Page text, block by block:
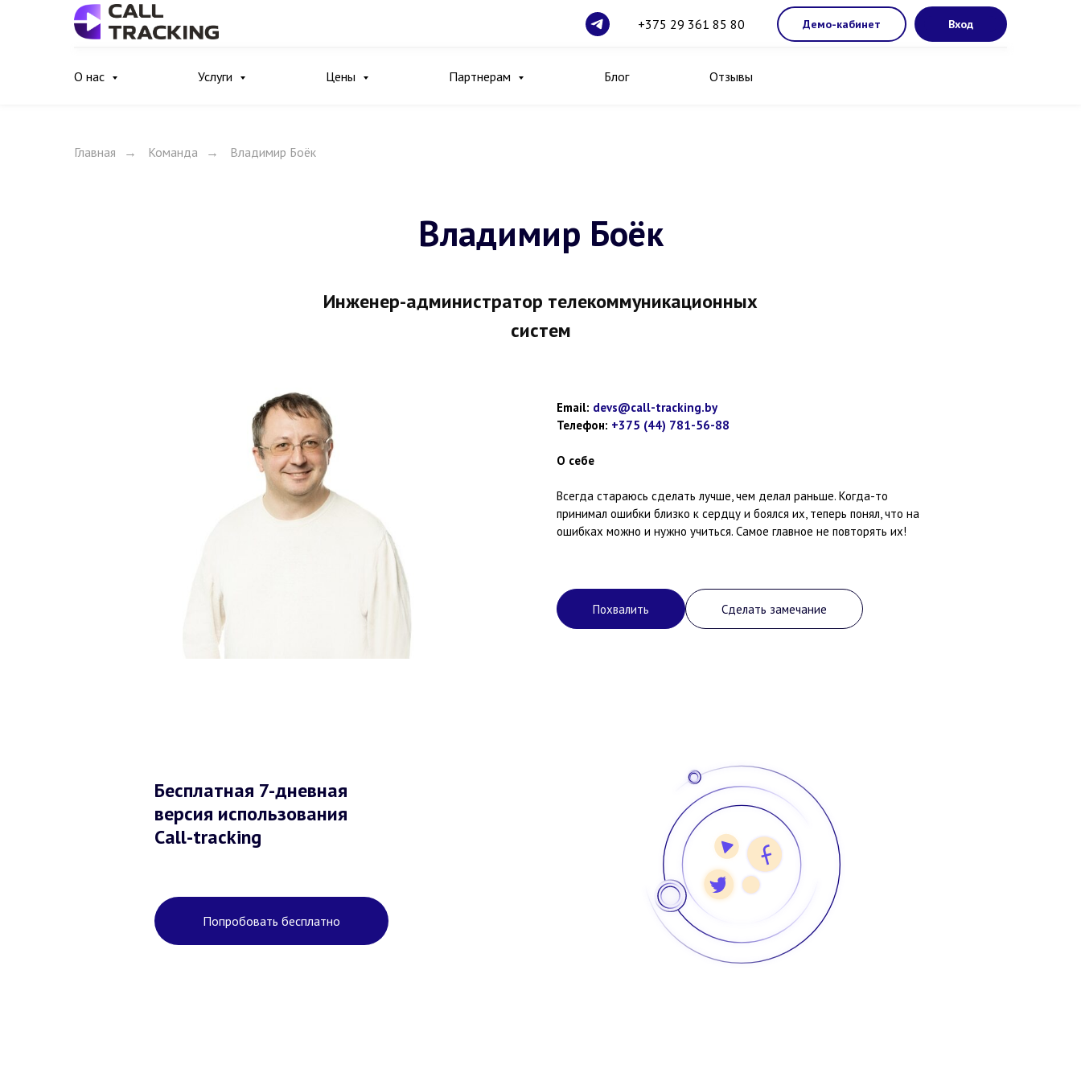
+375 29 361 85 80 Демо-кабинет Вход
О нас Услуги Цены Партнерам Блог Отзывы
Главная → Команда → Владимир Боёк
Владимир Боёк
Инженер-администратор телекоммуникационных
систем
Email: devs@call-tracking.by
Телефон: +375 (44) 781-56-88
О себе
Всегда стараюсь сделать лучше, чем делал раньше. Когда-то
принимал ошибки близко к сердцу и боялся их, теперь понял, что на
ошибках можно и нужно учиться. Самое главное не повторять их!
Похвалить Сделать замечание
Бесплатная 7-дневная
версия использования
Call-tracking
Попробовать бесплатно